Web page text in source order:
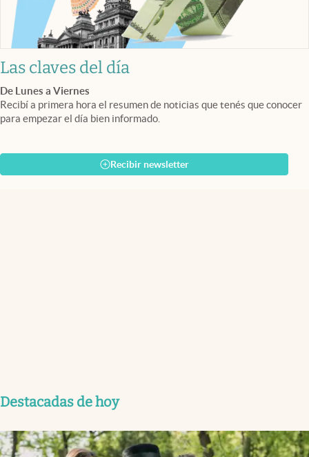
Las claves del día
De Lunes a Viernes
Recibí a primera hora el resumen de noticias que tenés que conocer
para empezar el día bien informado.
Recibir newsletter
Destacadas de hoy